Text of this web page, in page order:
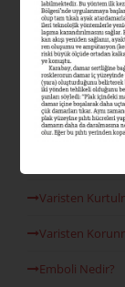
Varis Nedir?
Varis Tipleri
Varis Nedenleri
Venöz Reflü
Varisten
Varisten
Emboli Nedir?